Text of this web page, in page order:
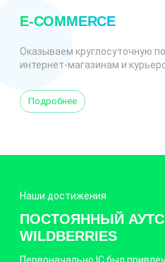
E-COMMERCE
Оказываем круглосуточную
интернет-магазинам и
Подробнее
Наши достижения
ПОСТОЯННЫЙ
WILDBERRIES